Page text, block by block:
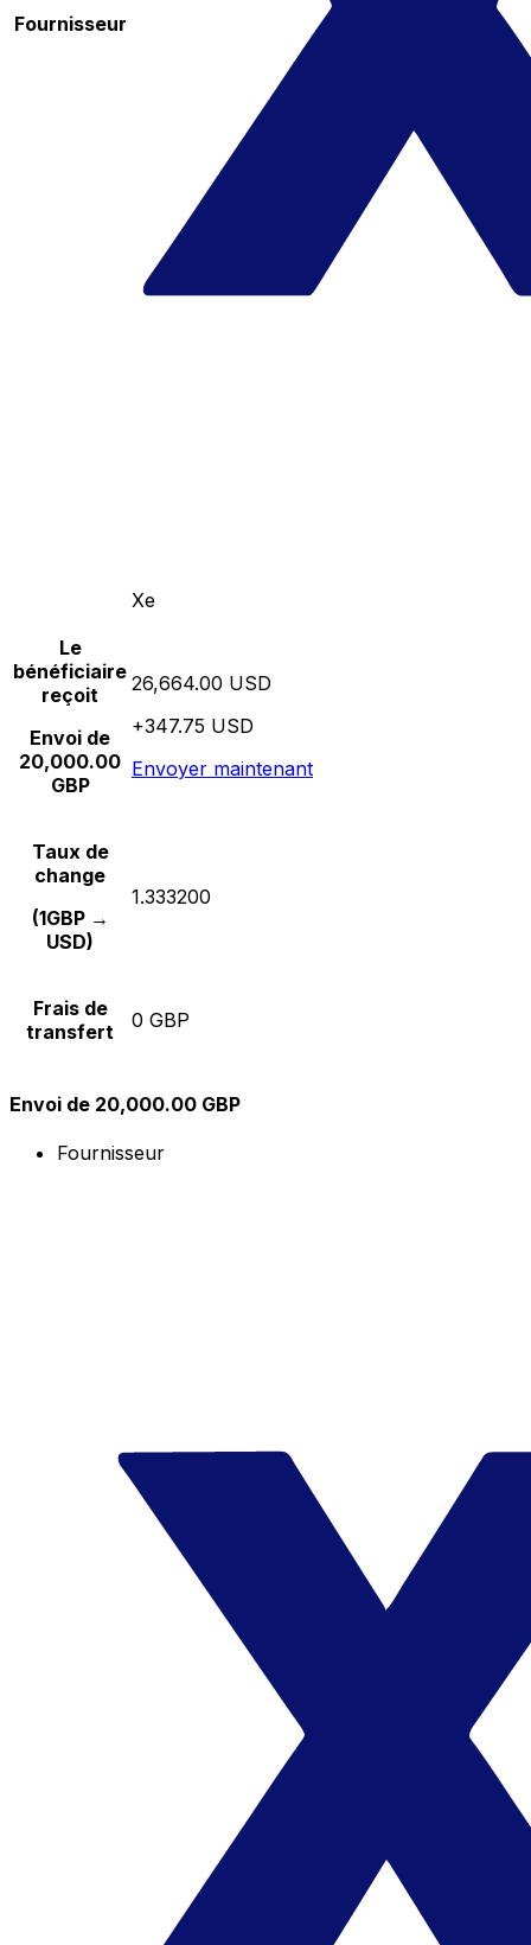
Fournisseur
Xe
Le
bénéficiaire
reçoit
Envoi de
20,000.00
GBP
26,664.00 USD
+347.75 USD
Envoyer maintenant
Taux de
change
(1GBP →
USD)
1.333200
Frais de
transfert
0 GBP
Envoi de 20,000.00 GBP
Fournisseur